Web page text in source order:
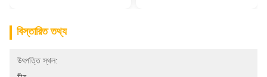
বিস্তারিত তথ্য
উৎপত্তি স্থল: